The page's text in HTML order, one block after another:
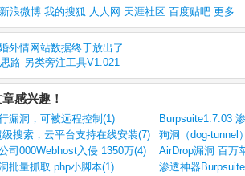
新浪微博 我的搜狐 人人网 天涯社区 百度贴吧 更多
外情网站数据终于放出了
路 另类旁注工具V1.021
感兴趣！
漏洞，可被远程控制(1)
Burpsuite1.7.03
搜索，云平台支持在线安装(7)
狗洞（dog-tunnel
司000Webhost入侵 1350万(4)
AirDrop漏洞 百万
批量抓取 php小脚本(1)
渗透神器